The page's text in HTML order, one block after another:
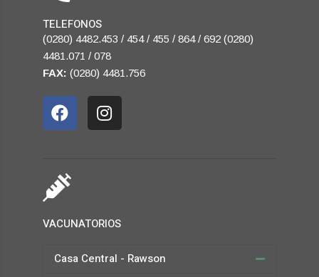
TELEFONOS
(0280) 4482.453 / 454 / 455 / 864 / 692 (0280)
4481.071 / 078
FAX: (0280) 4481.756
VACUNATORIOS
Casa Central - Rawson